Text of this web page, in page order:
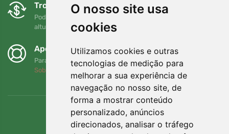
O nosso site usa
cookies
Utilizamos cookies e outras
tecnologias de medição para
melhorar a sua experiência de
navegação no nosso site, de
forma a mostrar conteúdo
personalizado, anúncios
direcionados, analisar o tráfego
Trocas e devoluções gratuitas
Pode devolver ou trocar a sua encomenda em qualquer
altura no prazo de 90 dias
Apoiamos a Trees.org
Para cada encomenda plantamos uma árvore! Leia mais
Sobre nós